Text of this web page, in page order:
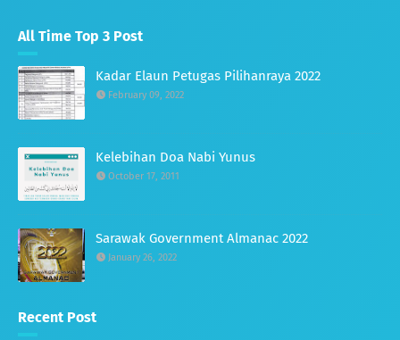
All Time Top 3 Post
Kadar Elaun Petugas Pilihanraya 2022
February 09, 2022
Kelebihan Doa Nabi Yunus
October 17, 2011
Sarawak Government Almanac 2022
January 26, 2022
Recent Post